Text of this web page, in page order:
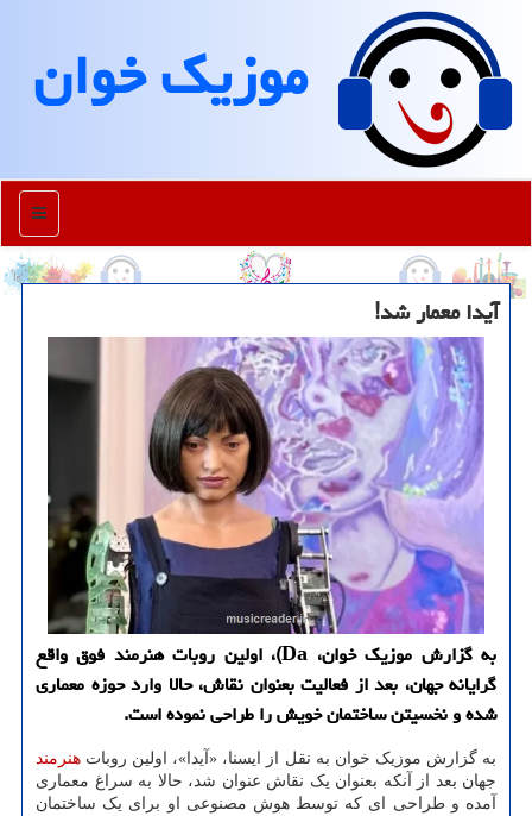
موزیك خوان
منو
آیدا معمار شد!
به گزارش موزیک خوان، Da)، اولین روبات هنرمند فوق واقع
گرایانه جهان، بعد از فعالیت بعنوان نقاش، حالا وارد حوزه معماری
شده و نخسیتن ساختمان خویش را طراحی نموده است.
به گزارش موزیک خوان به نقل از ایسنا، «آیدا»، اولین روبات هنرمند
جهان بعد از آنکه بعنوان یک نقاش عنوان شد، حالا به سراغ معماری
آمده و طراحی ای که توسط هوش مصنوعی او برای یک ساختمان